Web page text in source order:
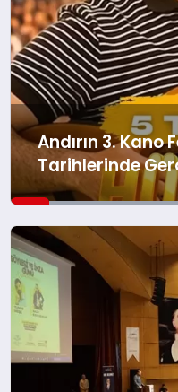
Andırın 3.
Tarihlerinde